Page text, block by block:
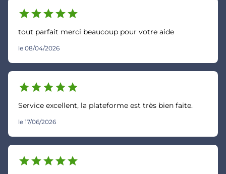
starstarstarstarstar
tout parfait merci beaucoup pour votre aide
le 08/04/2026
starstarstarstarstar
Service excellent, la plateforme est très bien faite.
le 17/06/2026
starstarstarstarstar